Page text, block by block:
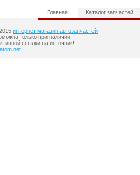
Главная Каталог запчастей
интернет магазин автозапчастей
только при наличии
ссылки на источник!